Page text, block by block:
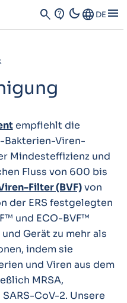
search contact_support dark_modeLanguage DE menu
empfiehlt die
Bakterien-Viren-
Mindesteffizienz und
Fluss von 600 bis
Filter (BVF)von
der ERS festgelegten
und ECO-BVF™
Gerät zu mehr als
indem sie
und Viren aus dem
MRSA,
CoV-2. Unsere